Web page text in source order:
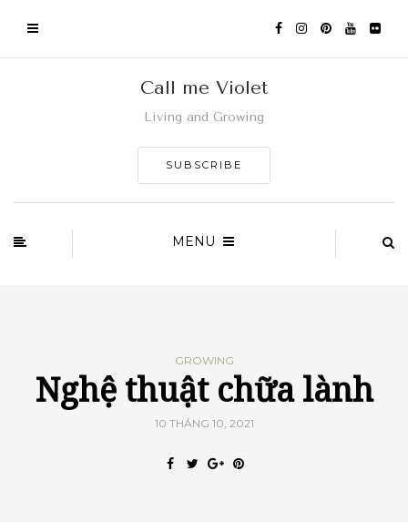
Call me Violet
Living and Growing
SUBSCRIBE
MENU
GROWING
Nghệ thuật chữa lành
10 THÁNG 10, 2021